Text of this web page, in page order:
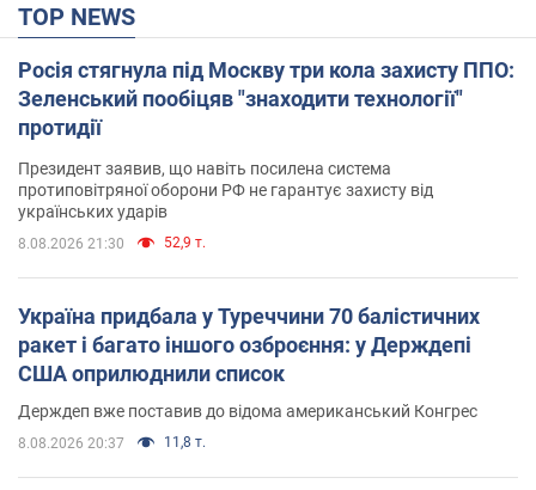
TOP NEWS
Росія стягнула під Москву три кола захисту ППО:
Зеленський пообіцяв "знаходити технології"
протидії
Президент заявив, що навіть посилена система
протиповітряної оборони РФ не гарантує захисту від
українських ударів
8.08.2026 21:30 52,9 т.
Україна придбала у Туреччини 70 балістичних
ракет і багато іншого озброєння: у Держдепі
США оприлюднили список
Держдеп вже поставив до відома американський Конгрес
8.08.2026 20:37 11,8 т.